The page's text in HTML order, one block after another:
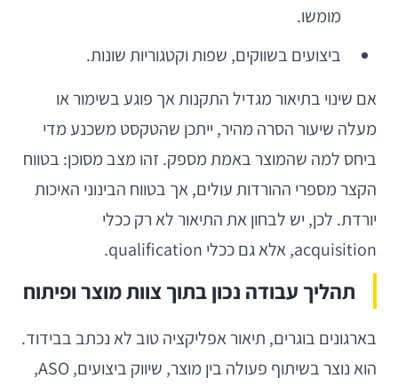
מומשו.
ביצועים בשווקים, שפות וקטגוריות שונות.
אם שינוי בתיאור מגדיל התקנות אך פוגע בשימור או
מעלה שיעור הסרה מהיר, ייתכן שהטקסט משכנע מדי
ביחס למה שהמוצר באמת מספק. זהו מצב מסוכן: בטווח
הקצר מספרי ההורדות עולים, אך בטווח הבינוני האיכות
יורדת. לכן, יש לבחון את התיאור לא רק ככלי
acquisition, אלא גם ככלי qualification.
תהליך עבודה נכון בתוך צוות מוצר ופיתוח
בארגונים בוגרים, תיאור אפליקציה טוב לא נכתב בבידוד.
הוא נוצר בשיתוף פעולה בין מוצר, שיווק ביצועים, ASO,